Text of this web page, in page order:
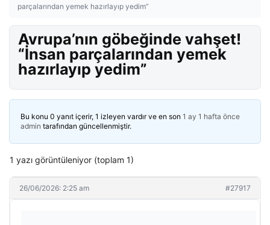
parçalarından yemek hazırlayıp yedim”
Avrupa’nın göbeğinde vahşet!
“İnsan parçalarından yemek
hazırlayıp yedim”
Bu konu 0 yanıt içerir, 1 izleyen vardır ve en son 1 ay 1 hafta önce
admin tarafından güncellenmiştir.
1 yazı görüntüleniyor (toplam 1)
26/06/2026: 2:25 am #27917